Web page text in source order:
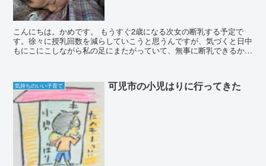
こんにちは。かめです。 もうすぐ2歳になる次女の断乳する予定で
す。徐々に授乳回数を減らしていこうと思うんですが、気づくと日中
もにこにこしながら私の足にまたがっていて、無事に断乳できるか心
気持ちのいい子育て 可児市の小児はりに行ってきた